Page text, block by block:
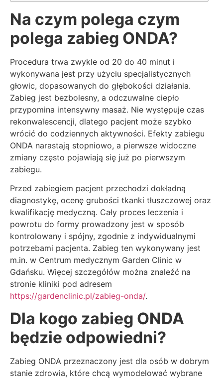
Na czym polega czym
polega zabieg ONDA?
Procedura trwa zwykle od 20 do 40 minut i
wykonywana jest przy użyciu specjalistycznych
głowic, dopasowanych do głębokości działania.
Zabieg jest bezbolesny, a odczuwalne ciepło
przypomina intensywny masaż. Nie występuje czas
rekonwalescencji, dlatego pacjent może szybko
wrócić do codziennych aktywności. Efekty zabiegu
ONDA narastają stopniowo, a pierwsze widoczne
zmiany często pojawiają się już po pierwszym
zabiegu.
Przed zabiegiem pacjent przechodzi dokładną
diagnostykę, ocenę grubości tkanki tłuszczowej oraz
kwalifikację medyczną. Cały proces leczenia i
powrotu do formy prowadzony jest w sposób
kontrolowany i spójny, zgodnie z indywidualnymi
potrzebami pacjenta. Zabieg ten wykonywany jest
m.in. w Centrum medycznym Garden Clinic w
Gdańsku. Więcej szczegółów można znaleźć na
stronie kliniki pod adresem
https://gardenclinic.pl/zabieg-onda/.
Dla kogo zabieg ONDA
będzie odpowiedni?
Zabieg ONDA przeznaczony jest dla osób w dobrym
stanie zdrowia, które chcą wymodelować wybrane